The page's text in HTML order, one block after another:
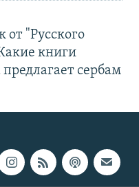
от "Русского
книги
сербам